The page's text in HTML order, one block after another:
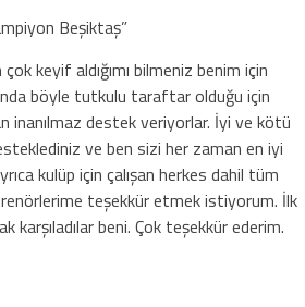
Beşiktaş”
keyif aldığımı bilmeniz benim için
böyle tutkulu taraftar olduğu için
inanılmaz destek veriyorlar. İyi ve kötü
ve ben sizi her zaman en iyi
kulüp için çalışan herkes dahil tüm
teşekkür etmek istiyorum. İlk
karşıladılar beni. Çok teşekkür ederim.